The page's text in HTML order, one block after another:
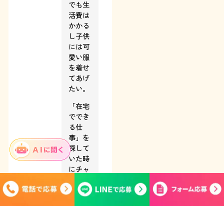
でも生
活費は
かかる
し子供
には可
愛い服
を着せ
てあげ
たい。
「在宅
ででき
る仕
事」を
探して
いた時
にチャ
ットレ
ディを
知りま